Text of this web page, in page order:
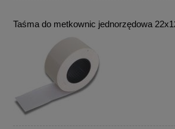
Taśma do metkownic jednorzędowa